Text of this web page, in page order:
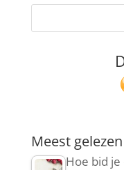
Meest gelezen
Hoe bid je